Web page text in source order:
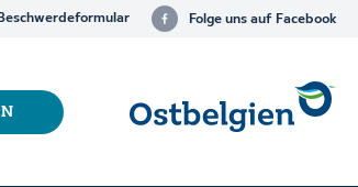
Beschwerdeformular Folge uns auf Facebook